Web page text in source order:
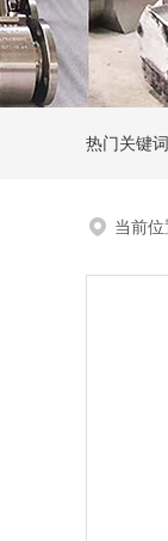
热门关键词
当前位